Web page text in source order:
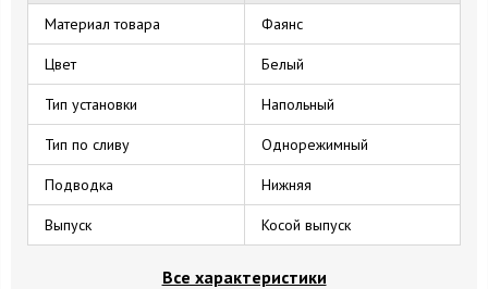
Материал товара Фаянс
Цвет Белый
Тип установки Напольный
Тип по сливу Однорежимный
Подводка Нижняя
Выпуск Косой выпуск
Все характеристики